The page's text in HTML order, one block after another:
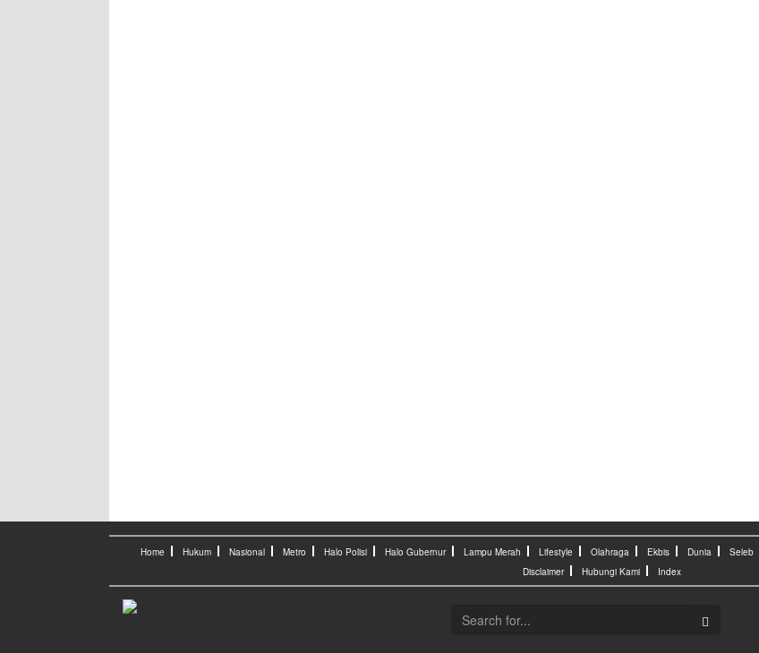
Home Hukum Nasional Metro Halo Polisi Halo Gubernur Lampu Merah Lifestyle Olahraga Ekbis Dunia Seleb
Disclaimer
Hubungi Kami Index